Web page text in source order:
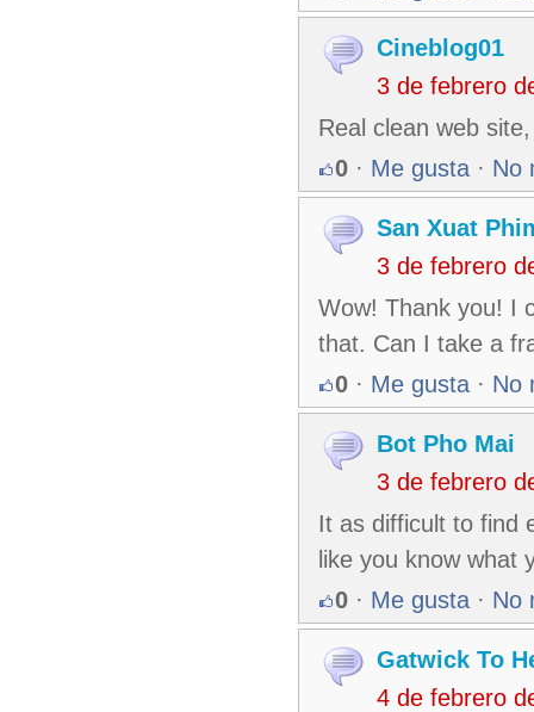
Cineblog01
3 de febrero
Real clean web
0 · Me gusta · No
San Xuat
3 de febrero
Wow! Thank you! I
that. Can I take a
0 · Me gusta · No
Bot Pho Mai
3 de febrero
It as difficult to find
like you know what
0 · Me gusta · No
Gatwick To
4 de febrero